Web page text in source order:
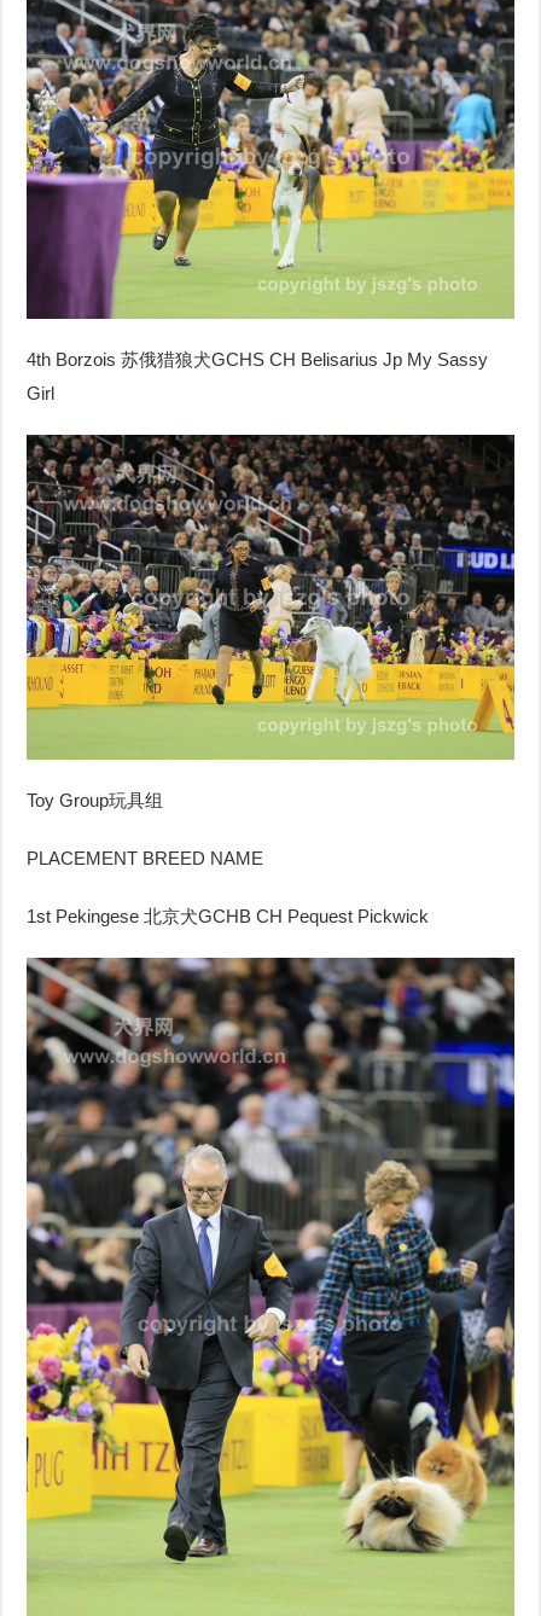
4th Borzois苏俄猎狼犬GCHS CH Belisarius Jp My Sassy
Girl
Toy Group玩具组
PLACEMENT BREED NAME
1st Pekingese北京犬GCHB CH Pequest Pickwick